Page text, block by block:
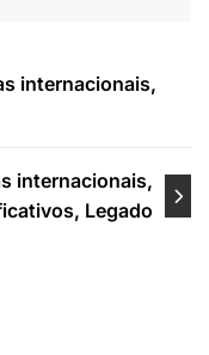
internacionais,
internacionais,
Legado